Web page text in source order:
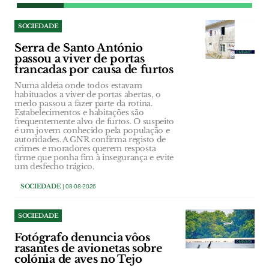
SOCIEDADE
Serra de Santo António
passou a viver de portas
trancadas por causa de furtos
Numa aldeia onde todos estavam
habituados a viver de portas abertas, o
medo passou a fazer parte da rotina.
Estabelecimentos e habitações são
frequentemente alvo de furtos. O suspeito
é um jovem conhecido pela população e
autoridades. A GNR confirma registo de
crimes e moradores querem resposta
firme que ponha fim à insegurança e evite
um desfecho trágico.
SOCIEDADE| 08-08-2026
SOCIEDADE
Fotógrafo denuncia vôos
rasantes de avionetas sobre
colónia de aves no Tejo